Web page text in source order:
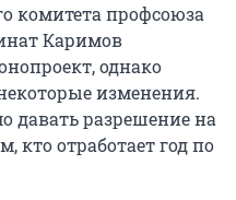
комитета профсоюза
Каримов
однако
изменения.
давать разрешение на
кто отработает год по